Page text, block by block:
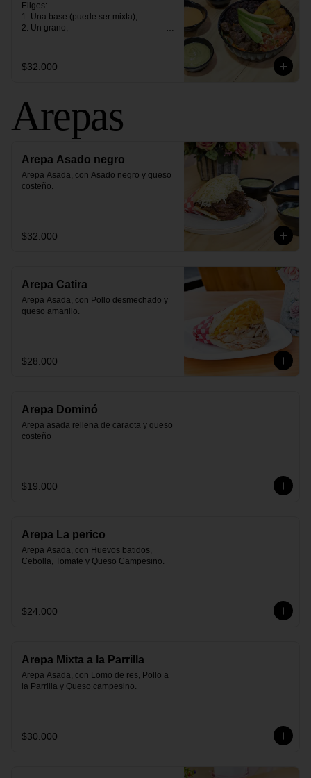
Eliges:
1. Una base (puede ser mixta),
2. Un grano,
$32.000
Arepas
Arepa Asado negro
Arepa Asada, con Asado negro y queso
costeño.
$32.000
Arepa Catira
Arepa Asada, con Pollo desmechado y
queso amarillo.
$28.000
Arepa Dominó
Arepa asada rellena de caraota y queso
costeño
$19.000
Arepa La perico
Arepa Asada, con Huevos batidos,
Cebolla, Tomate y Queso Campesino.
$24.000
Arepa Mixta a la Parrilla
Arepa Asada, con Lomo de res, Pollo a
la Parrilla y Queso campesino.
$30.000